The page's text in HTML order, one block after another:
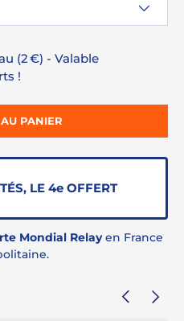
(2 €) - Valable
!
PANIER
LE 4e OFFERT
Mondial Relayen France